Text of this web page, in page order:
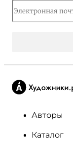
Авторы
Каталог